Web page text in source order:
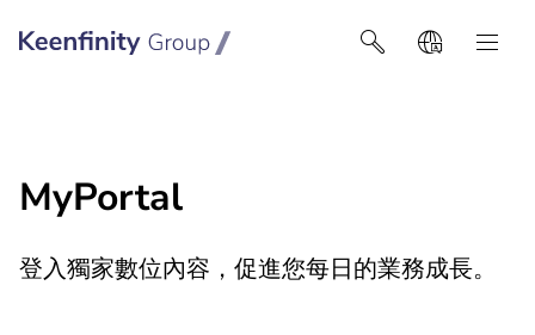
Keenfinity Group智能建筑技术
MyPortal
登入獨家數位內容，促進您每日的業務成長。